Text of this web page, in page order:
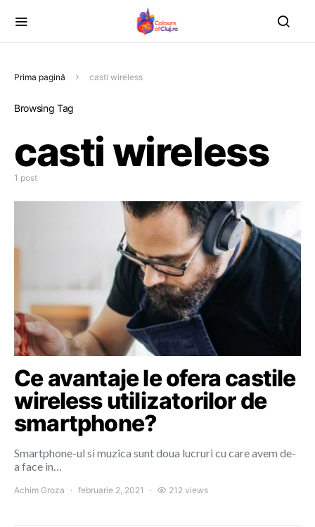
Prima pagină casti wireless
Browsing Tag
casti wireless
1 post
Ce avantaje le ofera castile
wireless utilizatorilor de
smartphone?
Smartphone-ul si muzica sunt doua lucruri cu care avem de-
a face in…
Achim Groza februarie 2, 2021 212 views